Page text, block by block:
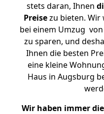
stets daran, Ihnen
Preisezu bieten. Wir
bei einem Umzug
zu sparen, und
Ihnen die besten
eine kleine
Haus in Augsburg
Wir haben immer